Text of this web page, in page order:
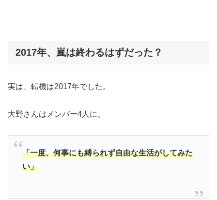
2017年、嵐は終わるはずだった？
実は、転機は2017年でした。
大野さんはメンバー4人に、
「一度、何事にも縛られず自由な生活がしてみた
い」